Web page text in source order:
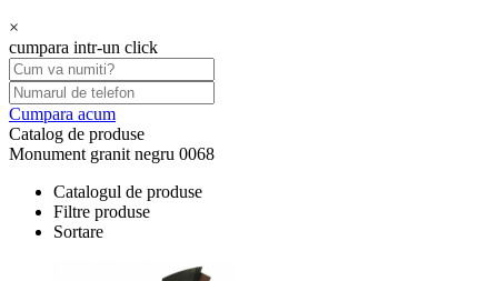
×
cumpara intr-un click
Cumpara acum
Catalog de produse
Monument granit negru 0068
Catalogul de produse
Filtre produse
Sortare